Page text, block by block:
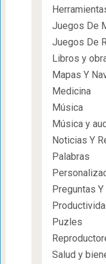
Juegos De
Juegos De
Libros y
Mapas Y
Medicina
Música
Música y
Noticias Y
Palabras
Preguntas
Puzles
Salud y